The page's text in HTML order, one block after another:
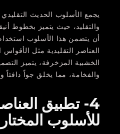
يجمع الأسلوب الحديث
والتقليد، حيث يتميز بخطوط
أن يتضمن هذا الأسلوب استخدام
العناصر التقليدية مثل
الخشبية المزخرفة، يتميز
والفخامة، مما يخلق جواً دافئاً
4- تطبيق
للأسلوب